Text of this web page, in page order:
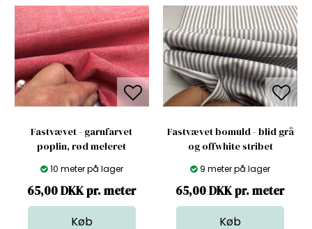
Fastvævet - garnfarvet
poplin, rød meleret
10 meter på lager
65,00 DKK pr. meter
Fastvævet bomuld - blid grå
og offwhite stribet
9 meter på lager
65,00 DKK pr. meter